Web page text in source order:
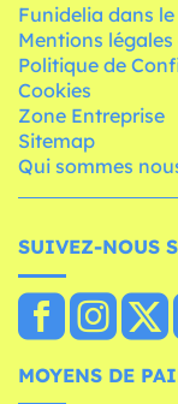
Funidelia dans
Mentions
Politique de
Cookies
Zone Entreprise
Sitemap
Qui sommes
SUIVEZ-NOUS
MOYENS DE